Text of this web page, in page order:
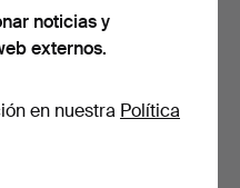
noticias y
externos.
en nuestra Política